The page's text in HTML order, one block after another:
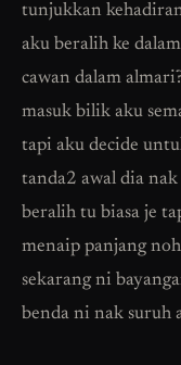
tunjukkan
aku beralih ke
cawan dalam
masuk bilik aku
tapi aku decide
tanda2 awal dia
beralih tu biasa je
menaip panjang
sekarang ni
benda ni nak suruh